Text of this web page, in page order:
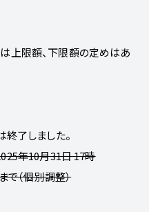
上限額、下限額の定めはあ
了しました。
年10月31日 17時
（個別調整）